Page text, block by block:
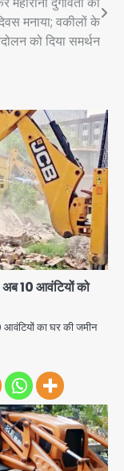
मनाया; वकीलों के
को दिया समर्थन
10 आवंटियों को
का घर की जमीन